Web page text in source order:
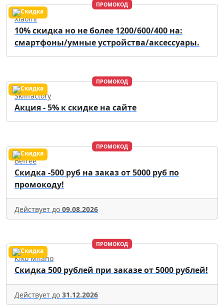
ПРОМОКОД
Xiaomi
10% скидка но не более 1200/600/400 на:
смартфоны/умные устройства/аксессуары.
ПРОМОКОД
Skillfactory
Акция - 5% к скидке на сайте
ПРОМОКОД
Befree
Скидка -500 руб на заказ от 5000 руб по
промокоду!
Действует до 09.08.2026
ПРОМОКОД
Kiko Milano
Скидка 500 рублей при заказе от 5000 рублей!
Действует до 31.12.2026